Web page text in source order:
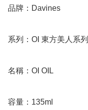
品牌：Davines
系列：OI 東方美人系列
名稱：OI OIL
容量：135ml